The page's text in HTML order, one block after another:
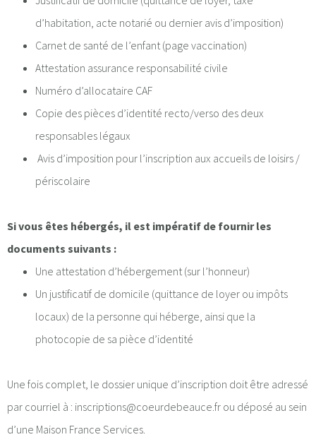
d’habitation, acte notarié ou dernier avis d’imposition)
Carnet de santé de l’enfant (page vaccination)
Attestation assurance responsabilité civile
Numéro d’allocataire CAF
Copie des pièces d’identité recto/verso des deux
responsables légaux
Avis d’imposition pour l’inscription aux accueils de loisirs /
périscolaire
Si vous êtes hébergés, il est impératif de fournir les
documents suivants :
Une attestation d’hébergement (sur l’honneur)
Un justificatif de domicile (quittance de loyer ou impôts
locaux) de la personne qui héberge, ainsi que la
photocopie de sa pièce d’identité
Une fois complet, le dossier unique d’inscription doit être adressé
par courriel à : inscriptions@coeurdebeauce.fr ou déposé au sein
d’une Maison France Services.